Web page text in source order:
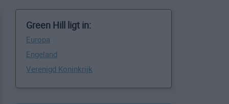
Green Hill ligt in:
Europa
Engeland
Verenigd Koninkrijk